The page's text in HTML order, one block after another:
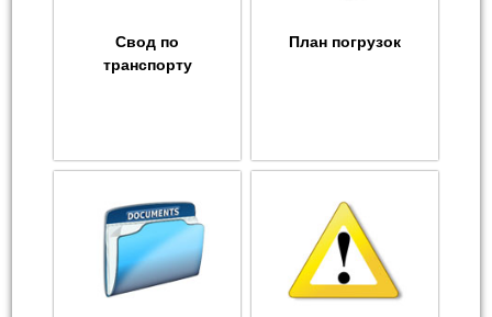
Свод по
транспорту
План погрузок